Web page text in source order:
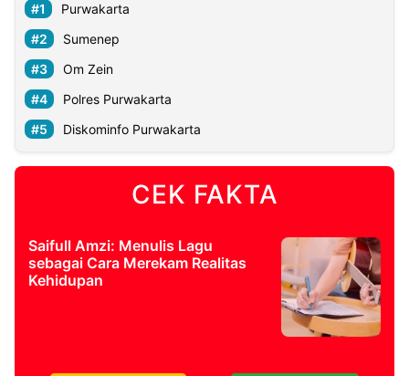
Purwakarta
Sumenep
Om Zein
Polres Purwakarta
Diskominfo Purwakarta
CEK FAKTA
Saifull Amzi: Menulis Lagu
sebagai Cara Merekam Realitas
Kehidupan